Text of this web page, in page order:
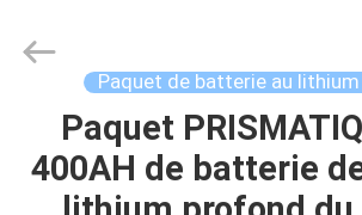
MAISON
PRODUITS
Ltd..
Paquet de batterie au lithium
Paquet
400AH de batterie